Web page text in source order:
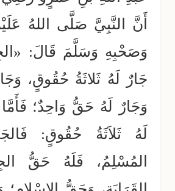
أَنَّ النَّبِيَّ صَلَّى اللهُ
وَصَحْبِهِ وَسَلَّمَ قَالَ:
جَارٌ لَهُ ثَلاثَةُ حُقُوقٍ،
وَجَارٌ لَهُ حَقُّ وَاحِدٌ؛ فَأَمَّا
لَهُ ثَلاَثَةُ حُقُوقٍ:
المُسْلِمُ، فَلَهُ حَقُّ